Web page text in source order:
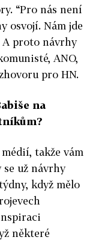
“Pro nás není
osvojí. Nám jde
A proto návrhy
ANO,
pro HN.
na
takže vám
už návrhy
když mělo
některé